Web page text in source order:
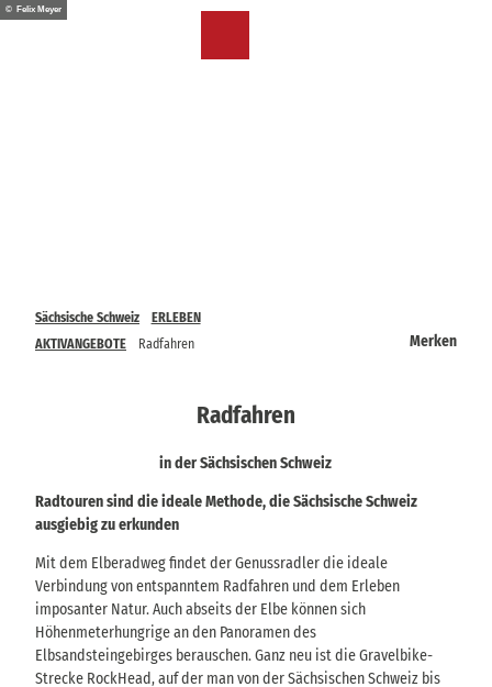
Z© Felix Meyer
Sächsische Schweiz
ERLEBEN
AKTIVANGEBOTE
Radfahren Merken
Radfahren
in der Sächsischen Schweiz
Radtouren sind die ideale Methode, die Sächsische Schweiz
ausgiebig zu erkunden
Mit dem Elberadweg findet der Genussradler die ideale
Verbindung von entspanntem Radfahren und dem Erleben
imposanter Natur. Auch abseits der Elbe können sich
Höhenmeterhungrige an den Panoramen des
Elbsandsteingebirges berauschen. Ganz neu ist die Gravelbike-
Strecke RockHead, auf der man von der Sächsischen Schweiz bis